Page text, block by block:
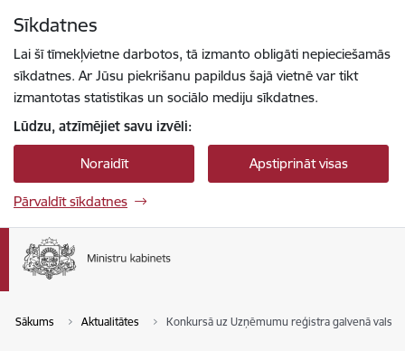
Sīkdatnes
Lai šī tīmekļvietne darbotos, tā izmanto obligāti nepieciešamās
sīkdatnes. Ar Jūsu piekrišanu papildus šajā vietnē var tikt
izmantotas statistikas un sociālo mediju sīkdatnes.
Lūdzu, atzīmējiet savu izvēli:
Noraidīt Apstiprināt visas
Pārvaldīt sīkdatnes
Sākums Aktualitātes Konkursā uz Uzņēmumu reģistra galvenā